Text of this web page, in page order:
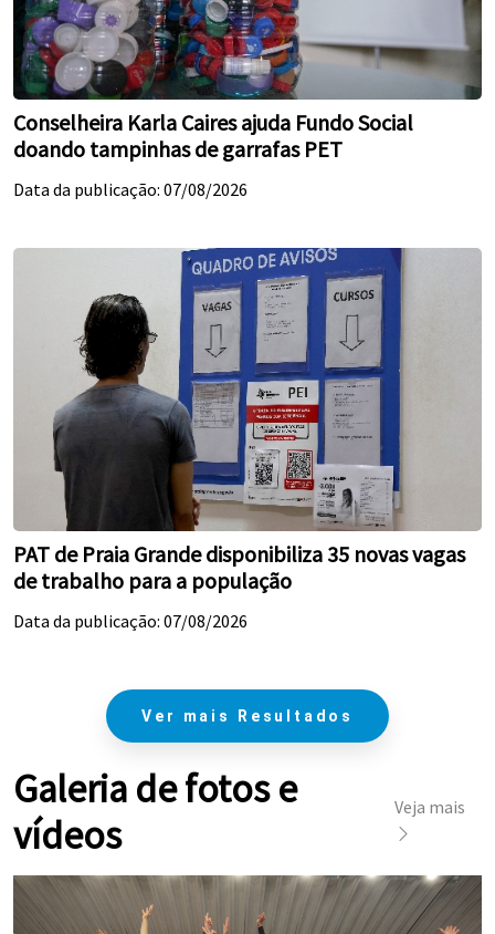
Conselheira Karla Caires ajuda Fundo Social
doando tampinhas de garrafas PET
Data da publicação: 07/08/2026
PAT de Praia Grande disponibiliza 35 novas vagas
de trabalho para a população
Data da publicação: 07/08/2026
Ver mais Resultados
Galeria de fotos e
vídeos
Veja mais